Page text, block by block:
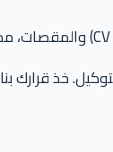
خذ قرارك